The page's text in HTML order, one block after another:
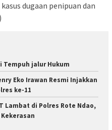
dugaan penipuan dan
Tempuh jalur Hukum
Eko Irawan Resmi Injakkan
ke-11
Lambat di Polres Rote Ndao,